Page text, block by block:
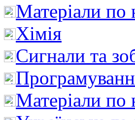
Матеріали по
Хімія
Сигнали та
Матеріали по